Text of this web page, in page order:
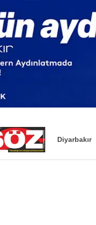
Diyarbakır